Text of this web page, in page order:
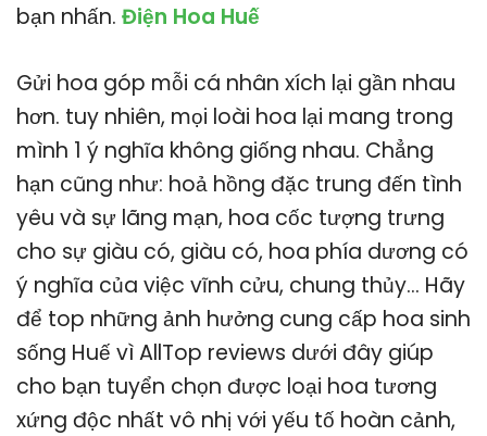
bạn nhấn. Điện Hoa Huế
Gửi hoa góp mỗi cá nhân xích lại gần nhau
hơn. tuy nhiên, mọi loài hoa lại mang trong
mình 1 ý nghĩa không giống nhau. Chẳng
hạn cũng như: hoả hồng đặc trung đến tình
yêu và sự lãng mạn, hoa cốc tượng trưng
cho sự giàu có, giàu có, hoa phía dương có
ý nghĩa của việc vĩnh cửu, chung thủy… Hãy
để top những ảnh hưởng cung cấp hoa sinh
sống Huế vì AllTop reviews dưới đây giúp
cho bạn tuyển chọn được loại hoa tương
xứng độc nhất vô nhị với yếu tố hoàn cảnh,